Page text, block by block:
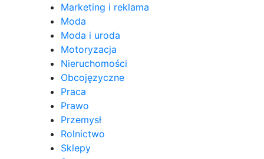
Marketing i reklama
Moda
Moda i uroda
Motoryzacja
Nieruchomości
Obcojęzyczne
Praca
Prawo
Przemysł
Rolnictwo
Sklepy